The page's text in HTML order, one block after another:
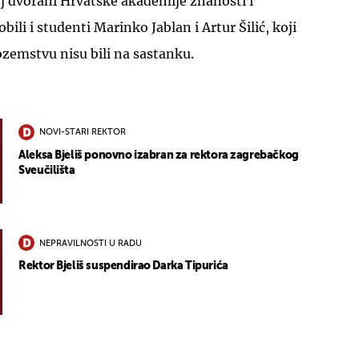
i studenti Marinko Jablan i Artur Šilić, koji
nisu bili na sastanku.
NOVI-STARI REKTOR
Aleksa Bjeliš ponovno izabran za rektora zagrebačkog
Sveučilišta
NEPRAVILNOSTI U RADU
Rektor Bjeliš suspendirao Darka Tipurića